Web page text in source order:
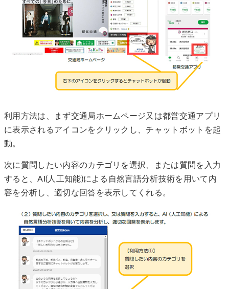
利用方法は、まず交通局ホームページ又は都営交通アプリ
に表示されるアイコンをクリックし、チャットボットを起
動。
次に質問したい内容のカテゴリを選択、または質問を入力
すると、AI(人工知能)による自然言語分析技術を用いて内
容を分析し、適切な回答を表示してくれる。